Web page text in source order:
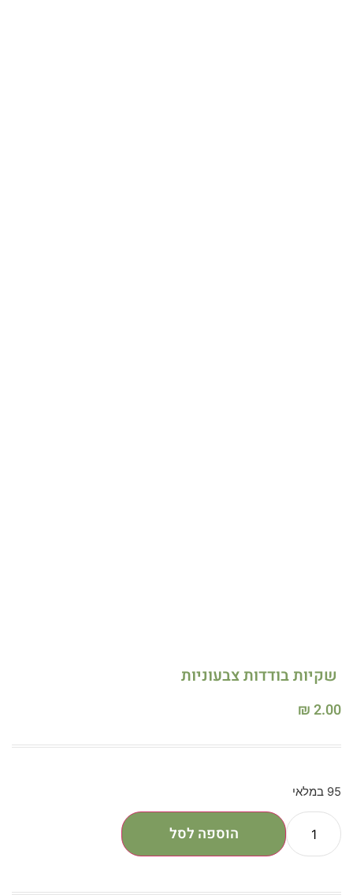
שקיות בודדות צבעוניות
₪2.00
95 במלאי
הוספה לסל